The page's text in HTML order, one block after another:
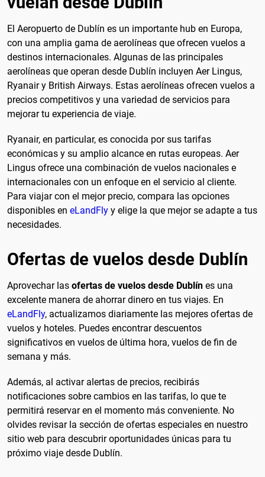
El Aeropuerto de Dublín es un importante hub en Europa,
con una amplia gama de aerolíneas que ofrecen vuelos a
destinos internacionales. Algunas de las principales
aerolíneas que operan desde Dublín incluyen Aer Lingus,
Ryanair y British Airways. Estas aerolíneas ofrecen vuelos a
precios competitivos y una variedad de servicios para
mejorar tu experiencia de viaje.
Ryanair, en particular, es conocida por sus tarifas
económicas y su amplio alcance en rutas europeas. Aer
Lingus ofrece una combinación de vuelos nacionales e
internacionales con un enfoque en el servicio al cliente.
Para viajar con el mejor precio, compara las opciones
disponibles en eLandFly y elige la que mejor se adapte a tus
necesidades.
Ofertas de vuelos desde Dublín
Aprovechar las ofertas de vuelos desde Dublín es una
excelente manera de ahorrar dinero en tus viajes. En
eLandFly, actualizamos diariamente las mejores ofertas de
vuelos y hoteles. Puedes encontrar descuentos
significativos en vuelos de última hora, vuelos de fin de
semana y más.
Además, al activar alertas de precios, recibirás
notificaciones sobre cambios en las tarifas, lo que te
permitirá reservar en el momento más conveniente. No
olvides revisar la sección de ofertas especiales en nuestro
sitio web para descubrir oportunidades únicas para tu
próximo viaje desde Dublín.